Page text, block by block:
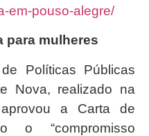
em-pouso-alegre/
para mulheres
Políticas Públicas
Nova, realizado na
a Carta de
o “compromisso